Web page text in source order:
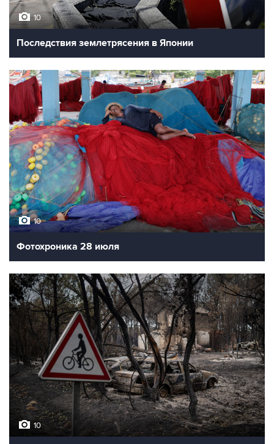
10
Последствия землетрясения в Японии
10
Фотохроника 28 июля
10